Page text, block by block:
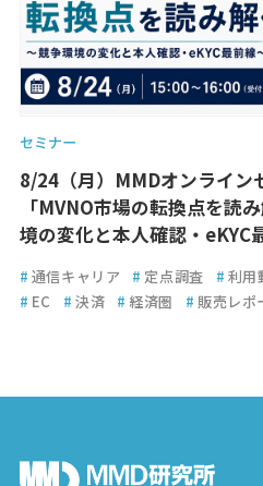
セミナー
8/24（月）MMDオンライン
「MVNO市場の転換点を読
境の変化と本人確認・eKYC
# 通信キャリア # 定点調査 # 利用
# EC # 決済 # 経済圏 # 販売レポ